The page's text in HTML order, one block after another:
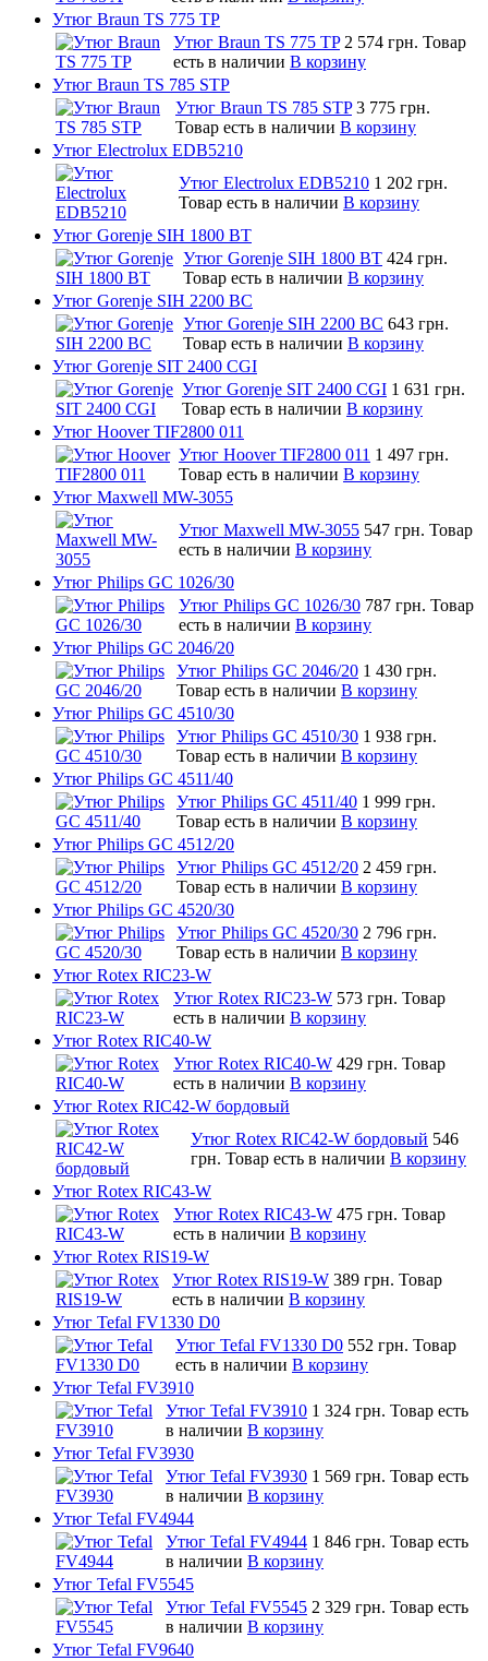
Утюг Braun TS 775 TP
Утюг Braun TS 775 TP 2 574 грн. Товар
есть в наличии В корзину
Утюг Braun TS 785 STP
Утюг Braun TS 785 STP 3 775 грн.
Товар есть в наличии В корзину
Утюг Electrolux EDB5210
Утюг Electrolux EDB5210 1 202 грн.
Товар есть в наличии В корзину
Утюг Gorenje SIH 1800 BT
Утюг Gorenje SIH 1800 BT 424 грн.
Товар есть в наличии В корзину
Утюг Gorenje SIH 2200 BC
Утюг Gorenje SIH 2200 BC 643 грн.
Товар есть в наличии В корзину
Утюг Gorenje SIT 2400 CGI
Утюг Gorenje SIT 2400 CGI 1 631 грн.
Товар есть в наличии В корзину
Утюг Hoover TIF2800 011
Утюг Hoover TIF2800 011 1 497 грн.
Товар есть в наличии В корзину
Утюг Maxwell MW-3055
Утюг Maxwell MW-3055 547 грн. Товар
есть в наличии В корзину
Утюг Philips GC 1026/30
Утюг Philips GC 1026/30 787 грн. Товар
есть в наличии В корзину
Утюг Philips GC 2046/20
Утюг Philips GC 2046/20 1 430 грн.
Товар есть в наличии В корзину
Утюг Philips GC 4510/30
Утюг Philips GC 4510/30 1 938 грн.
Товар есть в наличии В корзину
Утюг Philips GC 4511/40
Утюг Philips GC 4511/40 1 999 грн.
Товар есть в наличии В корзину
Утюг Philips GC 4512/20
Утюг Philips GC 4512/20 2 459 грн.
Товар есть в наличии В корзину
Утюг Philips GC 4520/30
Утюг Philips GC 4520/30 2 796 грн.
Товар есть в наличии В корзину
Утюг Rotex RIC23-W
Утюг Rotex RIC23-W 573 грн. Товар
есть в наличии В корзину
Утюг Rotex RIC40-W
Утюг Rotex RIC40-W 429 грн. Товар
есть в наличии В корзину
Утюг Rotex RIC42-W бордовый
Утюг Rotex RIC42-W бордовый 546
грн. Товар есть в наличии В корзину
Утюг Rotex RIC43-W
Утюг Rotex RIC43-W 475 грн. Товар
есть в наличии В корзину
Утюг Rotex RIS19-W
Утюг Rotex RIS19-W 389 грн. Товар
есть в наличии В корзину
Утюг Tefal FV1330 D0
Утюг Tefal FV1330 D0 552 грн. Товар
есть в наличии В корзину
Утюг Tefal FV3910
Утюг Tefal FV3910 1 324 грн. Товар есть
в наличии В корзину
Утюг Tefal FV3930
Утюг Tefal FV3930 1 569 грн. Товар есть
в наличии В корзину
Утюг Tefal FV4944
Утюг Tefal FV4944 1 846 грн. Товар есть
в наличии В корзину
Утюг Tefal FV5545
Утюг Tefal FV5545 2 329 грн. Товар есть
в наличии В корзину
Утюг Tefal FV9640